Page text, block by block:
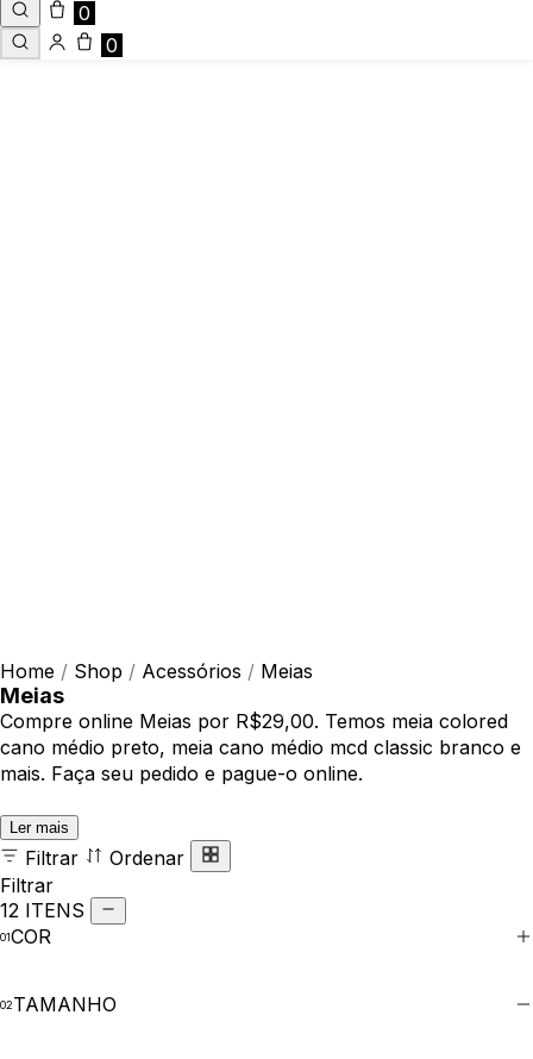
0
0
Home / Shop / Acessórios / Meias
Meias
Compre online Meias por R$29,00. Temos meia colored
cano médio preto, meia cano médio mcd classic branco e
mais. Faça seu pedido e pague-o online.
Ler mais
Filtrar
Ordenar
Filtrar
12 ITENS
COR
TAMANHO